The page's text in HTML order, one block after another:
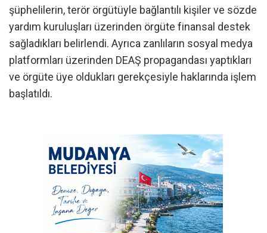
şüphelilerin, terör örgütüyle bağlantılı kişiler ve sözde
yardım kuruluşları üzerinden örgüte finansal destek
sağladıkları belirlendi. Ayrıca zanlıların sosyal medya
platformları üzerinden DEAŞ propagandası yaptıkları
ve örgüte üye oldukları gerekçesiyle haklarında işlem
başlatıldı.